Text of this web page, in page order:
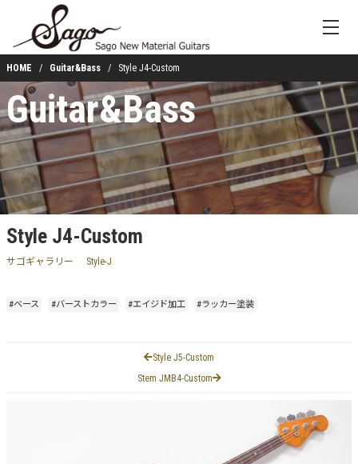
HOME Guitar&Bass Style J4-Custom
Guitar&Bass
Style J4-Custom
サゴギャラリー Style-J
#ベース #バーストカラー #エイジド加工 #ラッカー塗装
Stem JMB4-Custom
Style J5-Custom